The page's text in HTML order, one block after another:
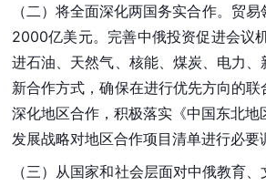
（二）将全面深化两国务实合作。贸
2000亿美元。完善中俄投资促进会议
进石油、天然气、核能、煤炭、电力
新合作方式，确保在进行优先方向的
深化地区合作，积极落实《中国东北地
发展战略对地区合作项目清单进行必要
（三）从国家和社会层面对中俄教育